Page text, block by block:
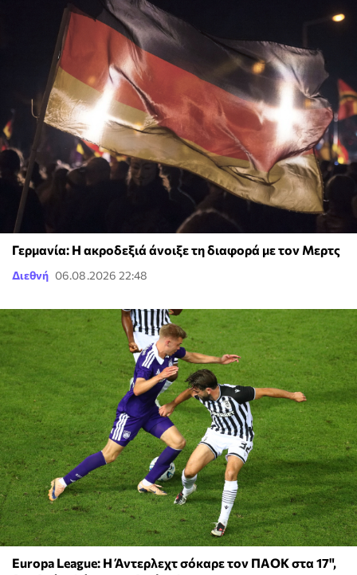
Γερμανία: Η ακροδεξιά άνοιξε τη διαφορά με τον Μερτς
Διεθνή 06.08.2026 22:48
Europa League: Η Άντερλεχτ σόκαρε τον ΠΑΟΚ στα 17",